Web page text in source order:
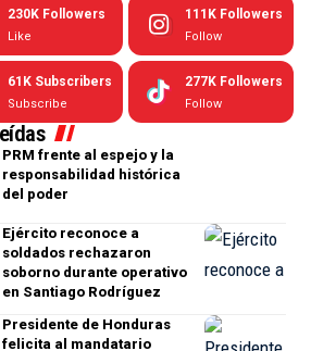
230K Followers
Like
111K Followers
Follow
61K Subscribers
Subscribe
277K Followers
Follow
PRM frente al espejo y la
responsabilidad histórica
del poder
Ejército reconoce a
soldados rechazaron
soborno durante operativo
en Santiago Rodríguez
Presidente de Honduras
felicita al mandatario